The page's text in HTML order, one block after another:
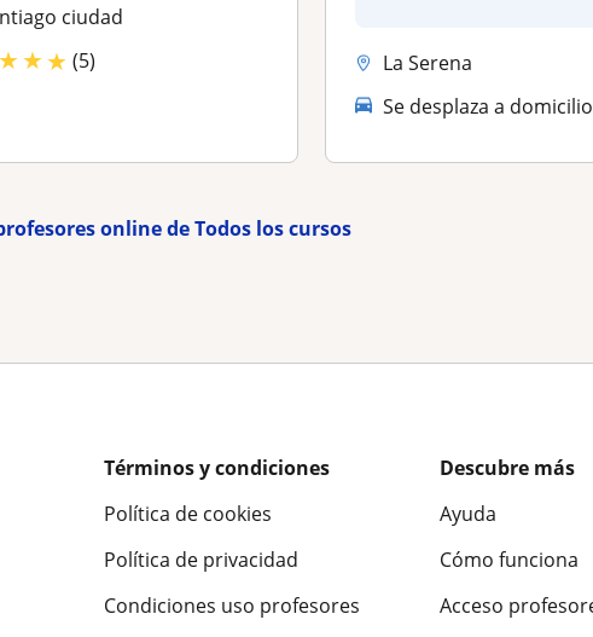
ciudad
★★★ (5)
La Serena
Se desplaza a domicilio
online de Todos los cursos
Términos y condiciones
Política de cookies
Política de privacidad
Condiciones uso profesores
Descubre más
Ayuda
Cómo funciona
Acceso